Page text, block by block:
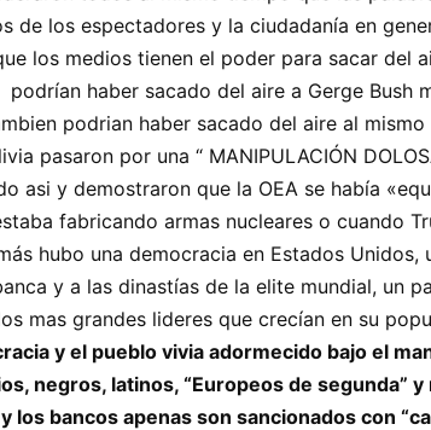
de los espectadores y la ciudadanía en
los medios tienen el poder para sacar del
haber sacado del aire a Gerge Bush
podrian haber sacado del aire al
pasaron por una “ MANIPULACIÓN
asi y demostraron que la OEA se había
fabricando armas nucleares o cuando
hubo una democracia en Estados
y a las dinastías de la elite mundial, un
mas grandes lideres que crecían en su
y el pueblo vivia adormecido bajo el
negros, latinos, “Europeos de segunda”
los bancos apenas son sancionados con